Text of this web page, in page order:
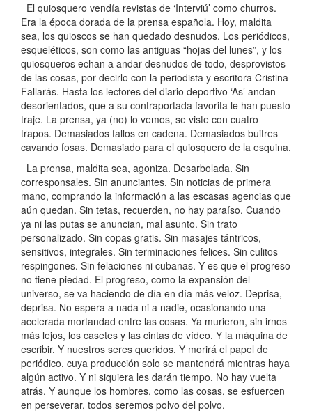
El quiosquero vendía revistas de ‘Interviú’ como churros.
Era la época dorada de la prensa española. Hoy, maldita
sea, los quioscos se han quedado desnudos. Los periódicos,
esqueléticos, son como las antiguas “hojas del lunes”, y los
quiosqueros echan a andar desnudos de todo, desprovistos
de las cosas, por decirlo con la periodista y escritora Cristina
Fallarás. Hasta los lectores del diario deportivo ‘As’ andan
desorientados, que a su contraportada favorita le han puesto
traje. La prensa, ya (no) lo vemos, se viste con cuatro
trapos. Demasiados fallos en cadena. Demasiados buitres
cavando fosas. Demasiado para el quiosquero de la esquina.
La prensa, maldita sea, agoniza. Desarbolada. Sin
corresponsales. Sin anunciantes. Sin noticias de primera
mano, comprando la información a las escasas agencias que
aún quedan. Sin tetas, recuerden, no hay paraíso. Cuando
ya ni las putas se anuncian, mal asunto. Sin trato
personalizado. Sin copas gratis. Sin masajes tántricos,
sensitivos, integrales. Sin terminaciones felices. Sin culitos
respingones. Sin felaciones ni cubanas. Y es que el progreso
no tiene piedad. El progreso, como la expansión del
universo, se va haciendo de día en día más veloz. Deprisa,
deprisa. No espera a nada ni a nadie, ocasionando una
acelerada mortandad entre las cosas. Ya murieron, sin irnos
más lejos, los casetes y las cintas de vídeo. Y la máquina de
escribir. Y nuestros seres queridos. Y morirá el papel de
periódico, cuya producción solo se mantendrá mientras haya
algún activo. Y ni siquiera les darán tiempo. No hay vuelta
atrás. Y aunque los hombres, como las cosas, se esfuercen
en perseverar, todos seremos polvo del polvo.